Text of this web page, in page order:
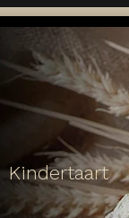
Kindertaart